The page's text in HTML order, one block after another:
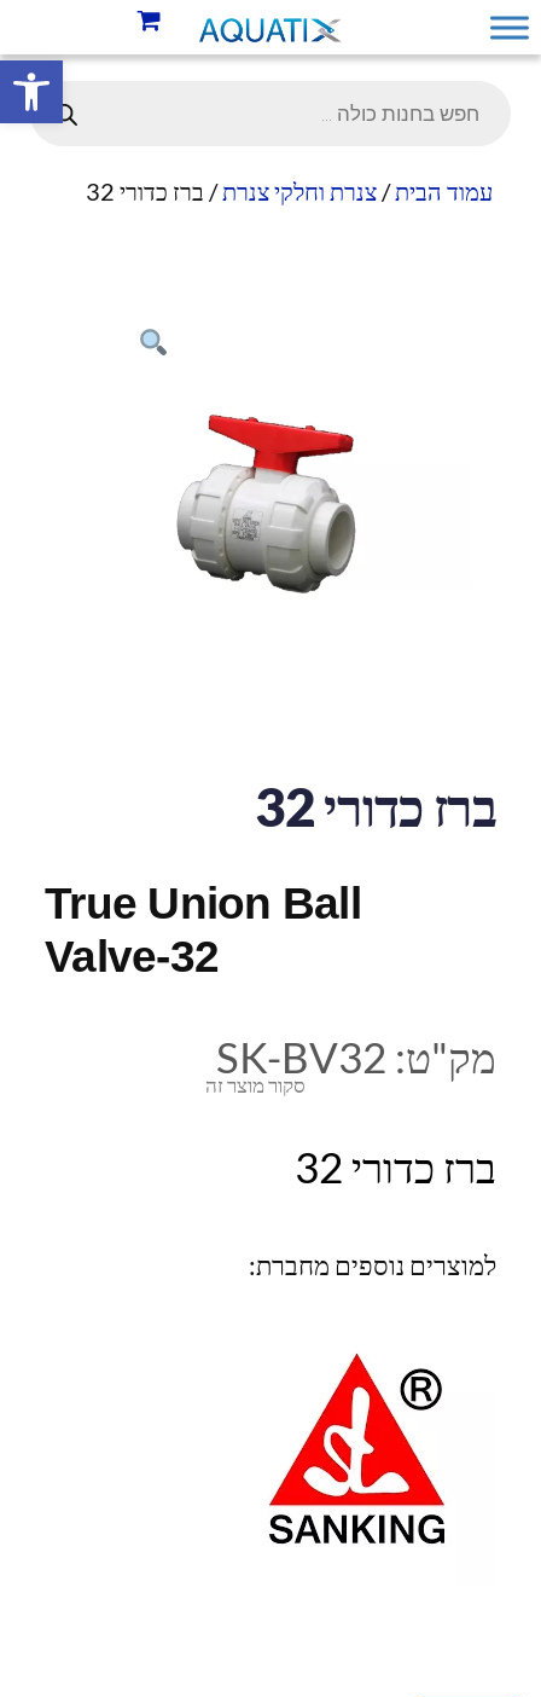
פתח
עמוד הבית/צנרת וחלקי צנרת/ ברז כדורי 32
ברז כדורי 32
True Union Ball
Valve-32
סקור מוצר זה
מק"ט: SK-BV32
ברז כדורי 32
למוצרים נוספים מחברת: